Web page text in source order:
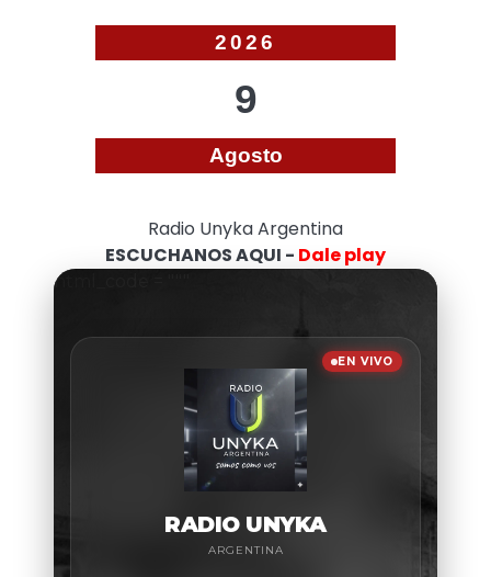
2026
9
Agosto
Radio Unyka Argentina
ESCUCHANOS AQUI - Dale play